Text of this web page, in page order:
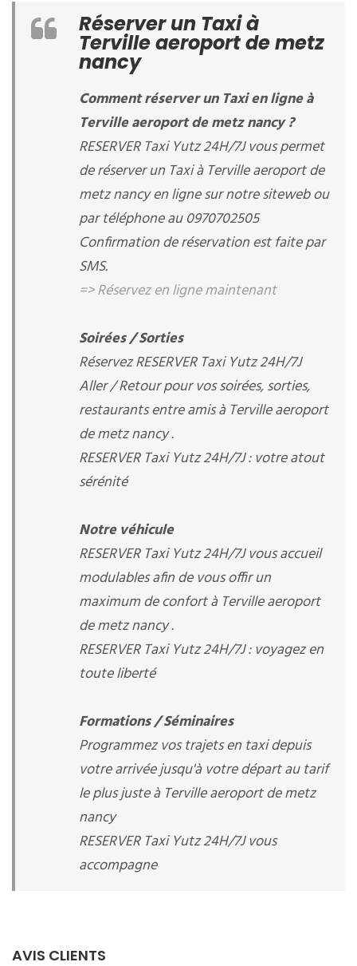
Réserver un Taxi à
Terville aeroport de metz
nancy
Comment réserver un Taxi en ligne à
Terville aeroport de metz nancy ?
RESERVER Taxi Yutz 24H/7J vous permet
de réserver un Taxi à Terville aeroport de
metz nancy en ligne sur notre siteweb ou
par téléphone au 0970702505
Confirmation de réservation est faite par
SMS.
=> Réservez en ligne maintenant
Soirées / Sorties
Réservez RESERVER Taxi Yutz 24H/7J
Aller / Retour pour vos soirées, sorties,
restaurants entre amis à Terville aeroport
de metz nancy .
RESERVER Taxi Yutz 24H/7J : votre atout
sérénité
Notre véhicule
RESERVER Taxi Yutz 24H/7J vous accueil
modulables afin de vous offir un
maximum de confort à Terville aeroport
de metz nancy .
RESERVER Taxi Yutz 24H/7J : voyagez en
toute liberté
Formations / Séminaires
Programmez vos trajets en taxi depuis
votre arrivée jusqu'à votre départ au tarif
le plus juste à Terville aeroport de metz
nancy
RESERVER Taxi Yutz 24H/7J vous
accompagne
AVIS CLIENTS